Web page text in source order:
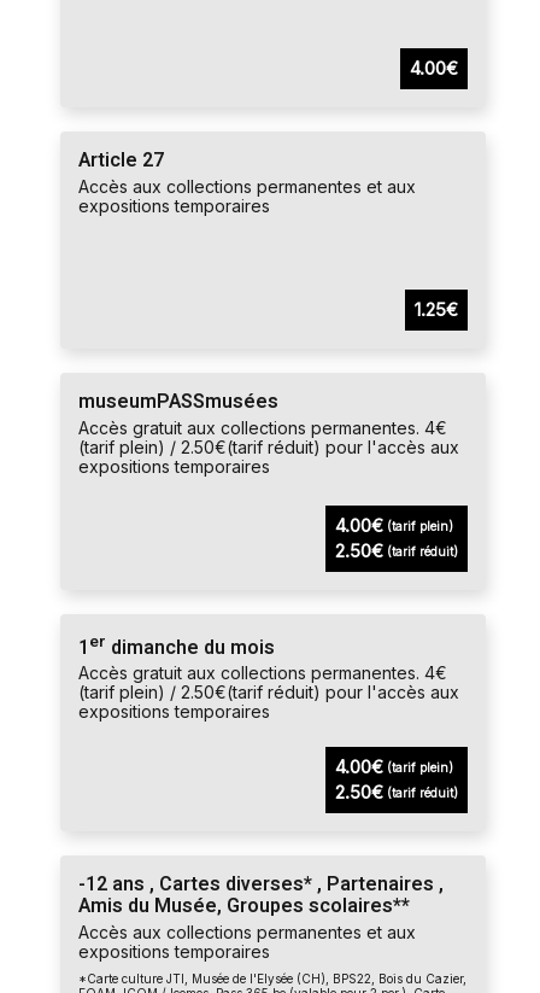
4.00€
Article 27
Accès aux collections permanentes et aux
expositions temporaires
1.25€
museumPASSmusées
Accès gratuit aux collections permanentes. 4€
(tarif plein) / 2.50€(tarif réduit) pour l'accès aux
expositions temporaires
4.00€ (tarif plein)
2.50€ (tarif réduit)
1 er dimanche du mois
Accès gratuit aux collections permanentes. 4€
(tarif plein) / 2.50€(tarif réduit) pour l'accès aux
expositions temporaires
4.00€ (tarif plein)
2.50€ (tarif réduit)
-12 ans , Cartes diverses* , Partenaires ,
Amis du Musée, Groupes scolaires**
Accès aux collections permanentes et aux
expositions temporaires
*Carte culture JTI, Musée de l'Elysée (CH), BPS22, Bois du Cazier,